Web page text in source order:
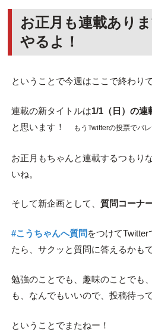
お正月も連載あり
やるよ！
ということで今週はここで終わりで
連載の新タイトルは1/1（日）の連
と思います！
もうTwitterの投票でバ
お正月もちゃんと連載するつもり
いね。
そして新企画として、 質問コーナ
#こうちゃんへ質問 をつけて
たら、サクッと質問に答えるかもで
勉強のことでも、趣味のことでも
も、なんでもいいので、投稿待っ
ということでまたねー！